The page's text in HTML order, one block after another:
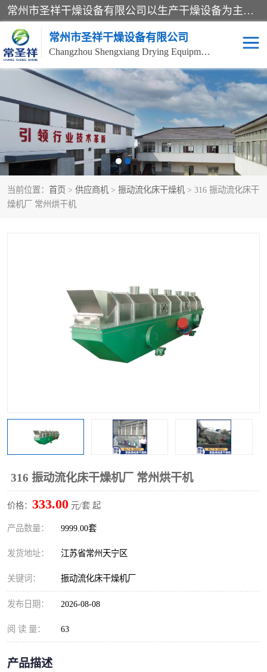
常州市圣祥干燥设备有限公司以生产干燥设备为主导产品，提供：干燥设备、干燥机、混合机、气流干燥机、烘箱、热风循环烘箱、沸腾干燥机、烘干机、喷雾干燥机等产品的生产、制造与销售服务。
常州市圣祥干燥设备有限公司
Changzhou Shengxiang Drying Equipment Co. , Ltd.
当前位置： 首页 > 供应商机 > 振动流化床干燥机 > 316 振动流化床干
燥机厂 常州烘干机
316 振动流化床干燥机厂 常州烘干机
价格： 333.00 元/套 起
产品数量： 9999.00套
发货地址： 江苏省常州天宁区
关键词： 振动流化床干燥机厂
发布日期： 2026-08-08
阅 读 量： 63
产品描述
单锥真空干燥机 双锥真空干燥机
气流干燥机 滚筒刮板干燥机
干燥机 闪蒸干燥机
桨叶干燥机 高速混合机
方形圆形真空干燥机 真空耙式干燥机
热风循环烘箱 喷雾干燥机